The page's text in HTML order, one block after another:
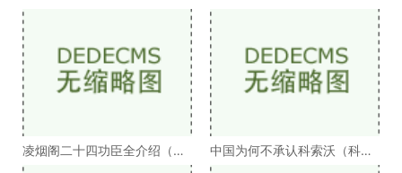
凌烟阁二十四功臣全介绍（凌
烟阁二十四功臣排
中国为何不承认科索沃（科索
沃为何不被承认）